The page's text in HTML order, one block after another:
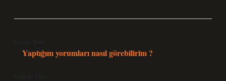
Önceki Yazı
Yaptığım yorumları nasıl görebilirim ?
Sonraki Yazı